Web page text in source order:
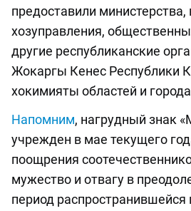
предоставили
хозуправления,
другие республиканские
Жокаргы Кенес Республики
хокимияты областей и
Напомним, нагрудный знак
учрежден в мае текущего
поощрения
мужество и отвагу в
период